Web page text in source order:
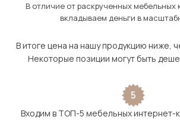
В отличие от раскрученных
вкладываем деньги в
В итоге цена на нашу продукцию ниже,
Некоторые позиции могут быть
5
Входим в ТОП-5 мебельных интернет-